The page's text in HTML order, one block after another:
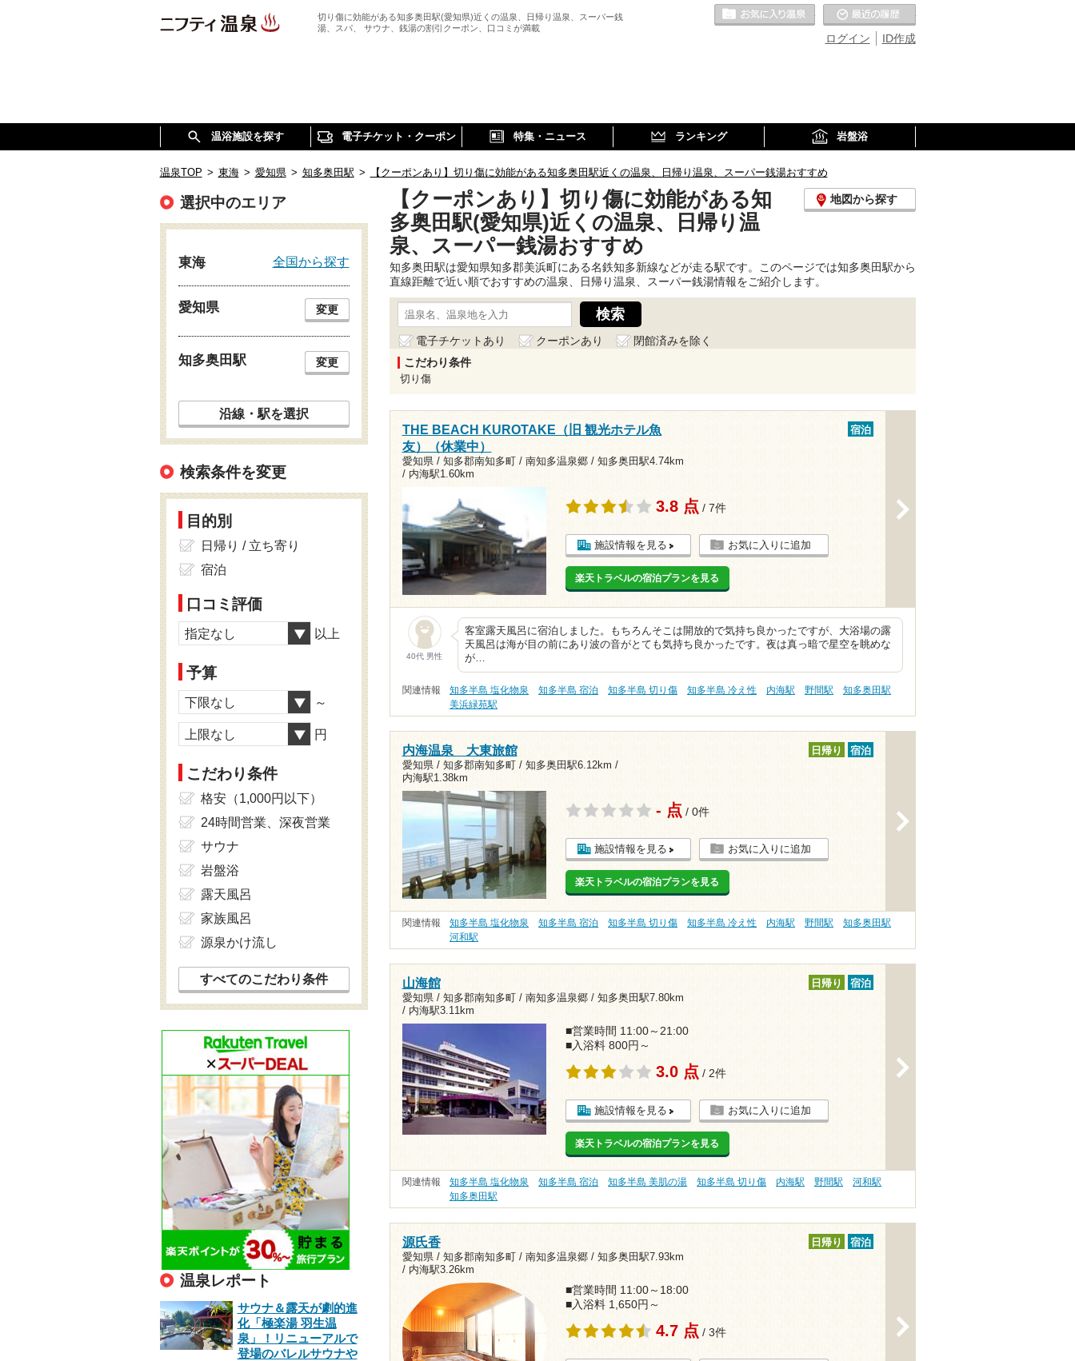
切り傷に効能がある知多奥田駅(愛知県)近くの温泉、日帰り温泉、スーパー銭
湯、スパ、 サウナ、銭湯の割引クーポン、口コミが満載
ID作成
ログイン
お気に入りの温泉
温浴施設を探す 電子チケット・クーポン 特集・ニュース ランキング 岩盤浴
温泉TOP > 東海 > 愛知県 > 知多奥田駅 > 【クーポンあり】切り傷に効能がある知多奥田駅近くの温泉、日帰り温泉、スーパー銭湯おすすめ
【クーポンあり】切り傷に効能がある知
多奥田駅(愛知県)近くの温泉、日帰り温
泉、スーパー銭湯おすすめ
地図から探す
知多奥田駅は愛知県知多郡美浜町にある名鉄知多新線などが走る駅です。このページでは知多奥田駅から
直線距離で近い順でおすすめの温泉、日帰り温泉、スーパー銭湯情報をご紹介します。
電子チケットあり クーポンあり
閉館済みを除く
こだわり条件
切り傷
THE BEACH KUROTAKE（旧 観光ホテル魚
友）（休業中）
愛知県 / 知多郡南知多町 / 南知多温泉郷 / 知多奥田駅4.74km
/ 内海駅1.60km
宿泊
3.8 点 / 7件
施設情報を見る お気に入りに追加
楽天トラベルの宿泊プランを見る
40代 男性
客室露天風呂に宿泊しました。もちろんそこは開放的で気持ち良かったですが、大浴場の露
天風呂は海が目の前にあり波の音がとても気持ち良かったです。夜は真っ暗で星空を眺めな
が…
関連情報 知多半島 塩化物泉 知多半島 宿泊 知多半島 切り傷 知多半島 冷え性 内海駅 野間駅
知多奥田駅
美浜緑苑駅
内海温泉 大東旅館
愛知県 / 知多郡南知多町 / 知多奥田駅6.12km /
内海駅1.38km
日帰り 宿泊
- 点 / 0件
施設情報を見る お気に入りに追加
楽天トラベルの宿泊プランを見る
関連情報 知多半島 塩化物泉 知多半島 宿泊 知多半島 切り傷 知多半島 冷え性 内海駅 野間駅
知多奥田駅
河和駅
山海館
愛知県 / 知多郡南知多町 / 南知多温泉郷 / 知多奥田駅7.80km
/ 内海駅3.11km
日帰り 宿泊
■営業時間 11:00～21:00
■入浴料 800円～
3.0 点 / 2件
施設情報を見る お気に入りに追加
楽天トラベルの宿泊プランを見る
関連情報 知多半島 塩化物泉 知多半島 宿泊 知多半島 美肌の湯 知多半島 切り傷 内海駅 野間駅
河和駅
知多奥田駅
源氏香
愛知県 / 知多郡南知多町 / 南知多温泉郷 / 知多奥田駅7.93km
/ 内海駅3.26km
日帰り 宿泊
■営業時間 11:00～18:00
■入浴料 1,650円～
4.7 点 / 3件
選択中のエリア
東海 全国から探す
愛知県 変更
知多奥田駅 変更
沿線・駅を選択
検索条件を変更
目的別
日帰り / 立ち寄り
宿泊
口コミ評価
指定なし 以上
予算
下限なし ～
上限なし 円
こだわり条件
格安（1,000円以下）
24時間営業、深夜営業
サウナ
岩盤浴
露天風呂
家族風呂
源泉かけ流し
すべてのこだわり条件
温泉レポート
サウナ＆露天が劇的進
化「極楽湯 羽生温
泉」！リニューアルで
登場のバレルサウナや